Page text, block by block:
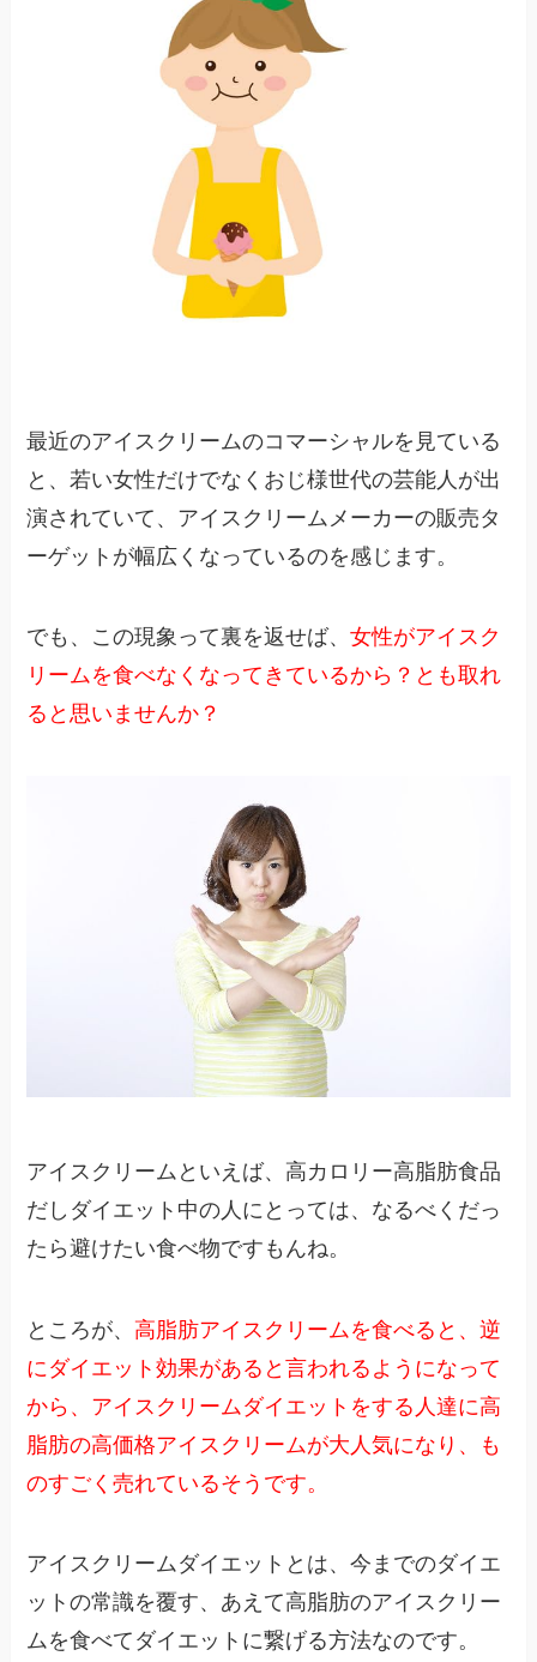
最近のアイスクリームのコマーシャルを見ている
と、若い女性だけでなくおじ様世代の芸能人が出
演されていて、アイスクリームメーカーの販売タ
ーゲットが幅広くなっているのを感じます。
でも、この現象って裏を返せば、女性がアイスク
リームを食べなくなってきているから？とも取れ
ると思いませんか？
アイスクリームといえば、高カロリー高脂肪食品
だしダイエット中の人にとっては、なるべくだっ
たら避けたい食べ物ですもんね。
ところが、高脂肪アイスクリームを食べると、逆
にダイエット効果があると言われるようになって
から、アイスクリームダイエットをする人達に高
脂肪の高価格アイスクリームが大人気になり、も
のすごく売れているそうです。
アイスクリームダイエットとは、今までのダイエ
ットの常識を覆す、あえて高脂肪のアイスクリー
ムを食べてダイエットに繋げる方法なのです。